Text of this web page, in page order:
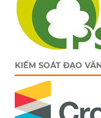
KIỂM SOÁT ĐẠO VĂN